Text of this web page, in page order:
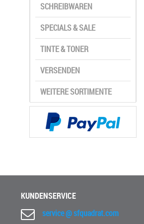
SCHREIBWAREN
SPECIALS & SALE
TINTE & TONER
VERSENDEN
WEITERE SORTIMENTE
KUNDENSERVICE
service @ sfquadrat.com